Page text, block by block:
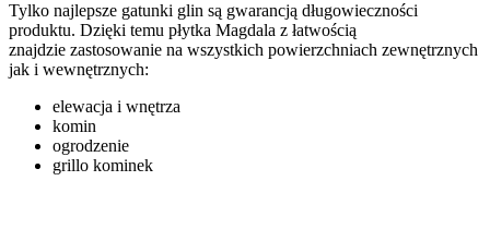
Tylko najlepsze gatunki glin są gwarancją długowieczności
produktu. Dzięki temu płytka Magdala z łatwością
znajdzie zastosowanie na wszystkich powierzchniach zewnętrznych
jak i wewnętrznych:
elewacja i wnętrza
komin
ogrodzenie
grillo kominek